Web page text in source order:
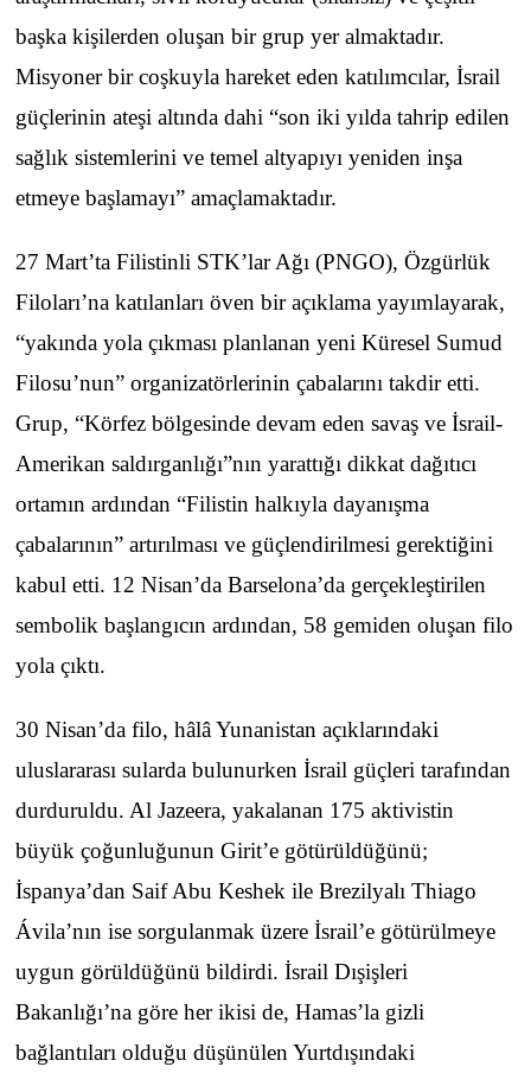
başka kişilerden oluşan bir grup yer almaktadır.
Misyoner bir coşkuyla hareket eden katılımcılar, İsrail
güçlerinin ateşi altında dahi “son iki yılda tahrip edilen
sağlık sistemlerini ve temel altyapıyı yeniden inşa
etmeye başlamayı” amaçlamaktadır.
27 Mart’ta Filistinli STK’lar Ağı (PNGO), Özgürlük
Filoları’na katılanları öven bir açıklama yayımlayarak,
“yakında yola çıkması planlanan yeni Küresel Sumud
Filosu’nun” organizatörlerinin çabalarını takdir etti.
Grup, “Körfez bölgesinde devam eden savaş ve İsrail-
Amerikan saldırganlığı”nın yarattığı dikkat dağıtıcı
ortamın ardından “Filistin halkıyla dayanışma
çabalarının” artırılması ve güçlendirilmesi gerektiğini
kabul etti. 12 Nisan’da Barselona’da gerçekleştirilen
sembolik başlangıcın ardından, 58 gemiden oluşan filo
yola çıktı.
30 Nisan’da filo, hâlâ Yunanistan açıklarındaki
uluslararası sularda bulunurken İsrail güçleri tarafından
durduruldu. Al Jazeera, yakalanan 175 aktivistin
büyük çoğunluğunun Girit’e götürüldüğünü;
İspanya’dan Saif Abu Keshek ile Brezilyalı Thiago
Ávila’nın ise sorgulanmak üzere İsrail’e götürülmeye
uygun görüldüğünü bildirdi. İsrail Dışişleri
Bakanlığı’na göre her ikisi de, Hamas’la gizli
bağlantıları olduğu düşünülen Yurtdışındaki